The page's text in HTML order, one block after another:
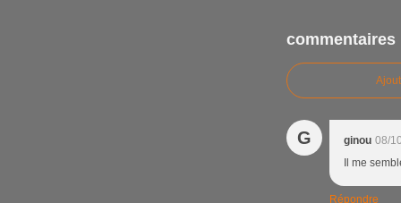
commentaires
G ginou 08/
Il me
Répondre